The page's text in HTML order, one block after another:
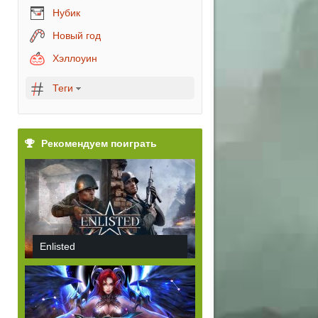
Нубик
Новый год
Хэллоуин
Теги
Рекомендуем поиграть
Enlisted